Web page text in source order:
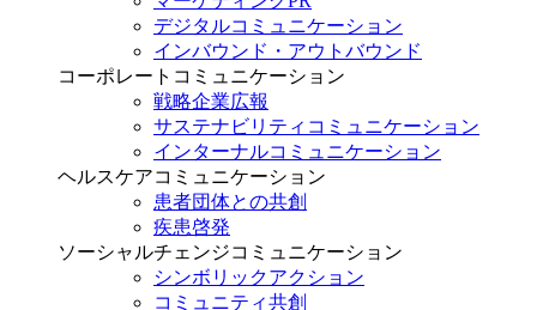
デジタルコミュニケーション
インバウンド・アウトバウンド
コーポレートコミュニケーション
戦略企業広報
サステナビリティコミュニケーション
インターナルコミュニケーション
ヘルスケアコミュニケーション
患者団体との共創
疾患啓発
ソーシャルチェンジコミュニケーション
シンボリックアクション
コミュニティ共創